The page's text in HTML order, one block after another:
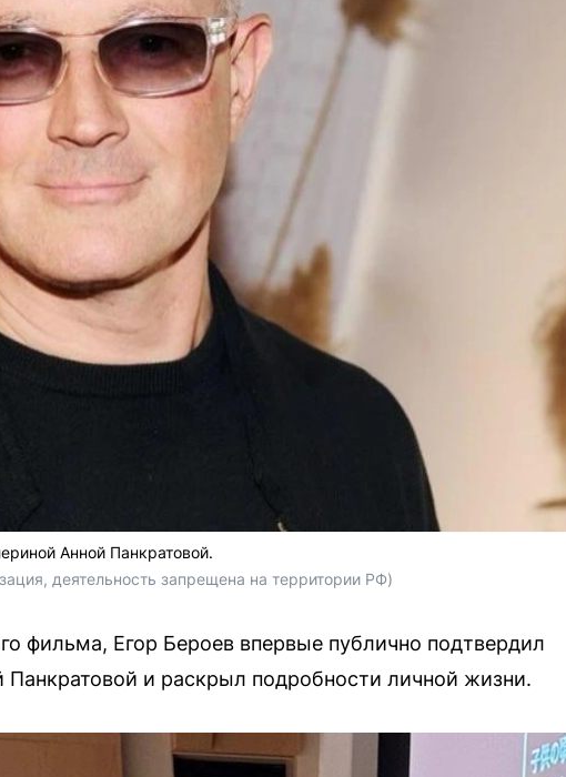
Анной Панкратовой.
деятельность запрещена на территории РФ)
фильма, Егор Бероев впервые публично подтвердил
и раскрыл подробности личной жизни.